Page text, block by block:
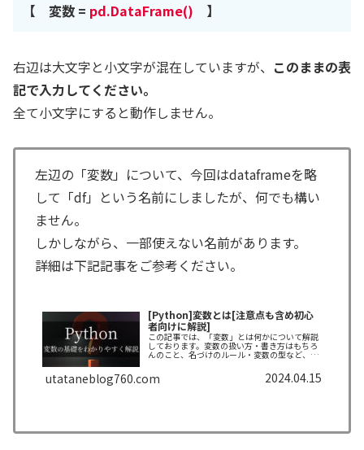
【 変数 = pd.DataFrame() 】
右辺は大文字と小文字が混在していますが、 このままの表
記で入力してください。
全て小文字にすると動作しません。
左辺の「変数」について、今回はdataframeを略
して「df」という名前にしましたが、何でも構い
ません。
しかしながら、一部使えない名前があります。
詳細は下記記事をご参考ください。
[Python]変数とは[注意点も含め初心
者向けに解説]
この記事では、「変数」とは何かについて解説
しております。変数の扱い方・書き方はもちろ
んのこと、名づけのルール・変数の型など、扱
できるだけわかりやすく解説しておりますの
で、ぜひ最後まで読んでいってください。
utataneblog760.com 2024.04.15